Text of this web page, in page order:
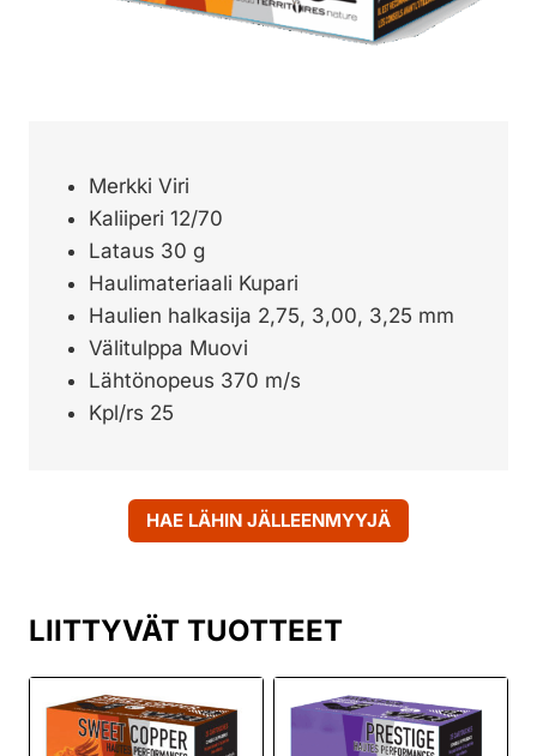
Merkki Viri
Kaliiperi 12/70
Lataus 30 g
Haulimateriaali Kupari
Haulien halkasija 2,75, 3,00, 3,25 mm
Välitulppa Muovi
Lähtönopeus 370 m/s
Kpl/rs 25
HAE LÄHIN JÄLLEENMYYJÄ
LIITTYVÄT TUOTTEET